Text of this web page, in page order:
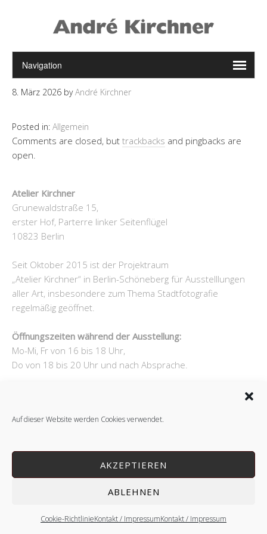
Auf dieser Website werden Cookies verwendet.
AKZEPTIEREN
ABLEHNEN
Cookie-RichtlinieKontakt / ImpressumKontakt / Impressum
8. März 2026 byAndré Kirchner
Posted in: Allgemein
Comments are closed, but trackbacks and pingbacks are
open.
Atelier Kirchner
Grunewaldstraße 15,
erster Hof, Parterre linker Seitenflügel
10823 Berlin
Seit Oktober 2015 ist der Projektraum
„Atelier Kirchner“ in Berlin-Schöneberg für Ausstelllungen
aller Art, insbesondere zum Thema Stadtfotografie
regelmäßig geöffnet.
Öffnungszeiten während der Ausstellung:
Mo-Mi, Fr von 16 bis 18 Uhr,
Do von 18 bis 20 Uhr und nach Absprache.
Copyright © 2026 André Kirchner.